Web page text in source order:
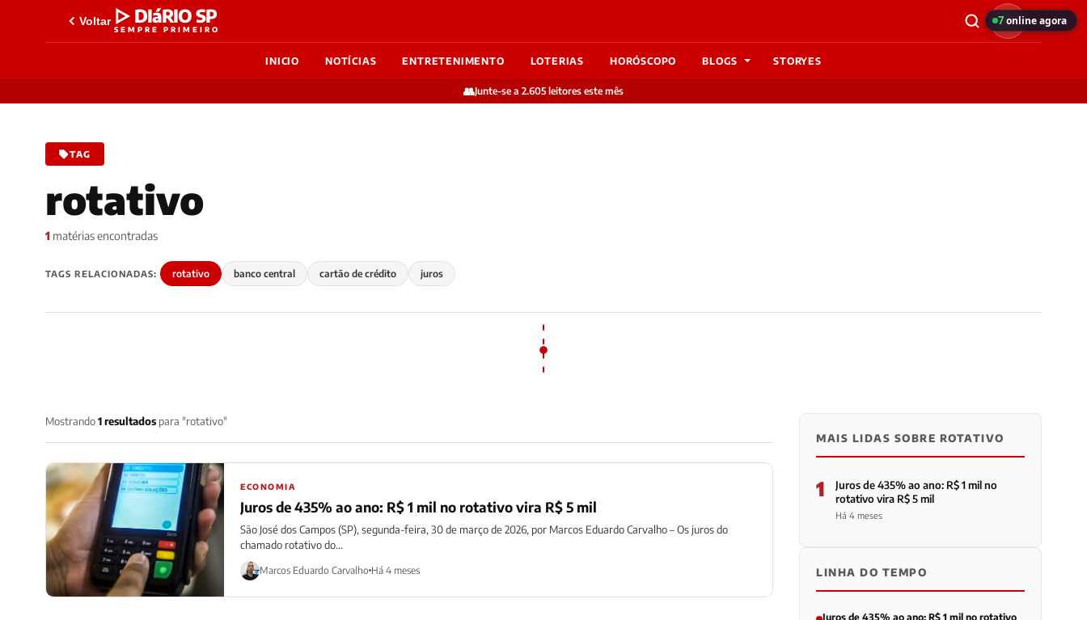
Voltar ▷ DIáRIO SP
SEMPRE PRIMEIRO
INICIO NOTÍCIAS ENTRETENIMENTO LOTERIAS HORÓSCOPO BLOGS STORYES
👥Junte-se a 2.605 leitores este mês
TAG
rotativo
1 matérias encontradas
TAGS RELACIONADAS: rotativo banco central cartão de crédito juros
Mostrando1 resultados para "rotativo"
ECONOMIA
Juros de 435% ao ano: R$ 1 mil no rotativo vira R$ 5 mil
São José dos Campos (SP), segunda-feira, 30 de março de 2026, por Marcos Eduardo Carvalho – Os juros do
chamado rotativo do...
Marcos Eduardo Carvalho Há 4 meses
MAIS LIDAS SOBRE ROTATIVO
1
Juros de 435% ao ano: R$ 1 mil no
rotativo vira R$ 5 mil
Há 4 meses
LINHA DO TEMPO
Juros de 435% ao ano: R$ 1 mil no rotativo
7online agora